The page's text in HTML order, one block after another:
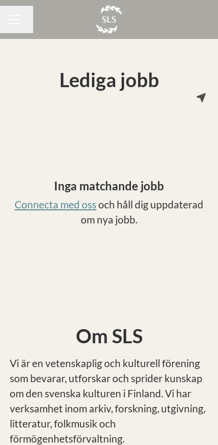
Lediga jobb
Inga matchande jobb
Connecta med ossoch håll dig uppdaterad
om nya jobb.
Om SLS
Vi är en vetenskaplig och kulturell förening
som bevarar, utforskar och sprider kunskap
om den svenska kulturen i Finland. Vi har
verksamhet inom arkiv, forskning, utgivning,
litteratur, folkmusik och
förmögenhetsförvaltning.